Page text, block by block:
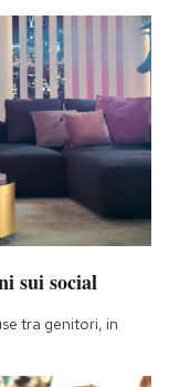
sui social
tra genitori, in